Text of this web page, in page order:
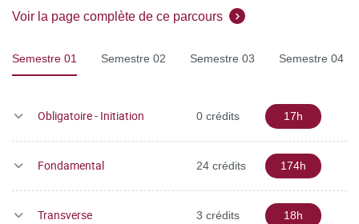
Voir la page complète de ce parcours
Semestre 01 Semestre 02 Semestre 03 Semestre 04
Obligatoire - Initiation 0 crédits 17h
Fondamental 24 crédits 174h
Transverse 3 crédits 18h